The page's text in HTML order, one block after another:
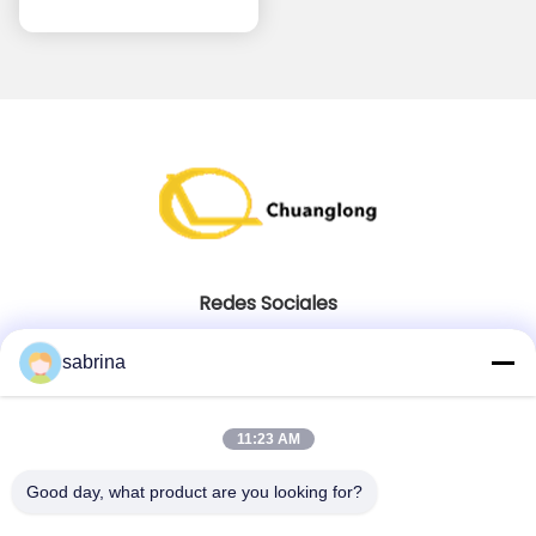
milímetro
Redes Sociales
86--18138781425-8619925601378
sabrina
11:23 AM
Good day, what product are you looking for?